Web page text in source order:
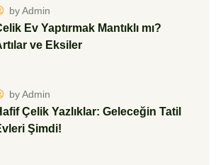
by Admin
Ev Yaptırmak Mantıklı mı?
ve Eksiler
by Admin
Çelik Yazlıklar: Geleceğin Tatil
Şimdi!